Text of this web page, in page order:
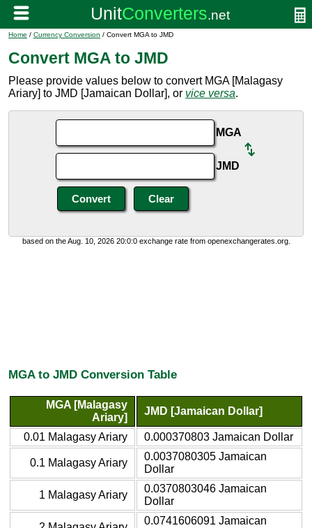
Home / Currency Conversion / Convert MGA to JMD
Convert MGA to JMD
Please provide values below to convert MGA [Malagasy
Ariary] to JMD [Jamaican Dollar], or vice versa.
MGA
JMD
based on the Aug. 10, 2026 20:0:0 exchange rate from openexchangerates.org.
MGA to JMD Conversion Table
MGA [Malagasy
Ariary]
JMD [Jamaican Dollar]
0.01 Malagasy Ariary 0.000370803 Jamaican Dollar
0.1 Malagasy Ariary
0.0037080305 Jamaican
Dollar
1 Malagasy Ariary
0.0370803046 Jamaican
Dollar
0.0741606091 Jamaican